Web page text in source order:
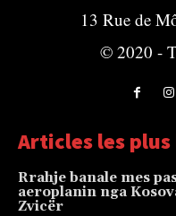
13 Rue de
© 2020 -
Articles les plus
Rrahje banale mes
aeroplanin nga
Zvicër